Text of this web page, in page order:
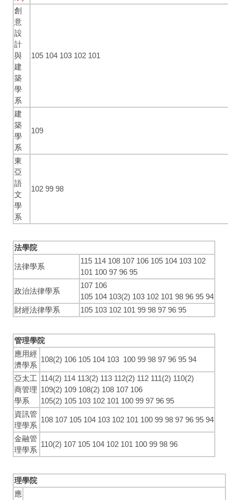
創
意
設
計
與
建
築
學
系
105 104 103 102 101
建
築
學
系
109
東
亞
語
文
學
系
102 99 98
法學院
法律學系
115 114 108 107 106 105 104 103 102
101 100 97 96 95
政治法律學系
107 106
105 104 103(2) 103 102 101 98 96 95 94
財經法律學系
105 103 102 101 99 98 97 96 95
管理學院
應用經
濟學系
108(2) 106 105 104 103 100 99 98 97 96 95 94
亞太工
商管理
學系
114(2) 114 113(2) 113 112(2) 112 111(2) 110(2)
109(2) 109 108(2) 108 107 106
105(2) 105 103 102 101 100 99 97 96 95
資訊管
理學系
108 107 105 104 103 102 101 100 99 98 97 96 95 94
金融管
理學系
110(2) 107 105 104 102 101 100 99 98 96
理學院
應